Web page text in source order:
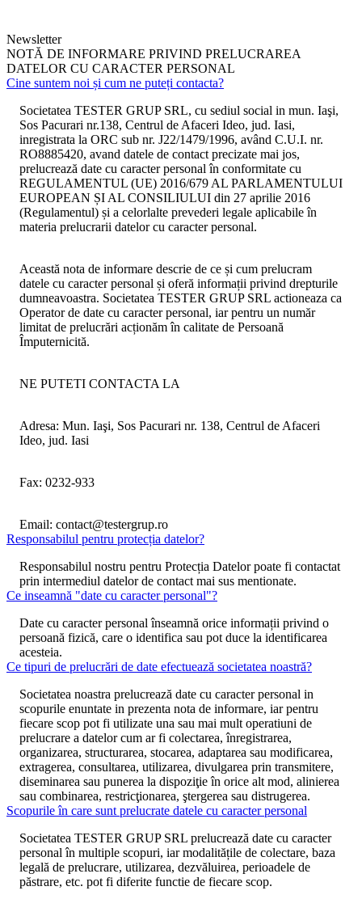
Newsletter
NOTĂ DE INFORMARE PRIVIND PRELUCRAREA
DATELOR CU CARACTER PERSONAL
Cine suntem noi și cum ne puteți contacta?
Societatea TESTER GRUP SRL, cu sediul social in mun. Iaşi,
Sos Pacurari nr.138, Centrul de Afaceri Ideo, jud. Iasi,
inregistrata la ORC sub nr. J22/1479/1996, având C.U.I. nr.
RO8885420, avand datele de contact precizate mai jos,
prelucrează date cu caracter personal în conformitate cu
REGULAMENTUL (UE) 2016/679 AL PARLAMENTULUI
EUROPEAN ȘI AL CONSILIULUI din 27 aprilie 2016
(Regulamentul) și a celorlalte prevederi legale aplicabile în
materia prelucrarii datelor cu caracter personal.
Această nota de informare descrie de ce și cum prelucram
datele cu caracter personal și oferă informații privind drepturile
dumneavoastra. Societatea TESTER GRUP SRL actioneaza ca
Operator de date cu caracter personal, iar pentru un număr
limitat de prelucrări acționăm în calitate de Persoană
Împuternicită.
NE PUTETI CONTACTA LA
Adresa: Mun. Iaşi, Sos Pacurari nr. 138, Centrul de Afaceri
Ideo, jud. Iasi
Fax: 0232-933
Email: contact@testergrup.ro
Responsabilul pentru protecția datelor?
Responsabilul nostru pentru Protecția Datelor poate fi contactat
prin intermediul datelor de contact mai sus mentionate.
Ce inseamnă "date cu caracter personal"?
Date cu caracter personal înseamnă orice informații privind o
persoană fizică, care o identifica sau pot duce la identificarea
acesteia.
Ce tipuri de prelucrări de date efectuează societatea noastră?
Societatea noastra prelucrează date cu caracter personal in
scopurile enuntate in prezenta nota de informare, iar pentru
fiecare scop pot fi utilizate una sau mai mult operatiuni de
prelucrare a datelor cum ar fi colectarea, înregistrarea,
organizarea, structurarea, stocarea, adaptarea sau modificarea,
extragerea, consultarea, utilizarea, divulgarea prin transmitere,
diseminarea sau punerea la dispoziţie în orice alt mod, alinierea
sau combinarea, restricţionarea, ştergerea sau distrugerea.
Scopurile în care sunt prelucrate datele cu caracter personal
Societatea TESTER GRUP SRL prelucrează date cu caracter
personal în multiple scopuri, iar modalitățile de colectare, baza
legală de prelucrare, utilizarea, dezvăluirea, perioadele de
păstrare, etc. pot fi diferite functie de fiecare scop.